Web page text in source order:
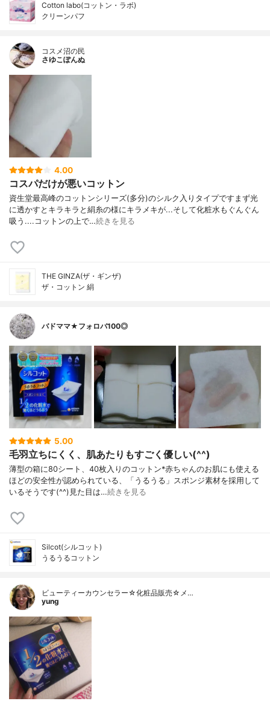
Cotton labo(コットン・ラボ)
クリーンパフ
コスメ沼の民
さゆこぽんぬ
4.00
コスパだけが悪いコットン
資生堂最高峰のコットンシリーズ(多分)のシルク入りタイプですまず光
に透かすとキラキラと絹糸の様にキラメキが...そして化粧水もぐんぐん
吸う....コットンの上で…続きを見る
THE GINZA(ザ・ギンザ)
ザ・コットン 絹
バドママ★フォロバ100◎
5.00
毛羽立ちにくく、肌あたりもすごく優しい(^^)
薄型の箱に80シート、40枚入りのコットン*赤ちゃんのお肌にも使える
ほどの安全性が認められている、「うるうる」スポンジ素材を採用して
いるそうです(^^)見た目は…続きを見る
Silcot(シルコット)
うるうるコットン
ビューティーカウンセラー☆化粧品販売☆メ…
yung